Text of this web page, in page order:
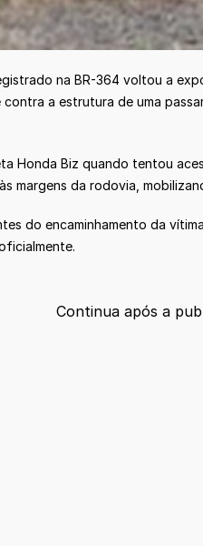
na BR-364 voltou a
a estrutura de uma
Honda Biz quando tentou
da rodovia,
do encaminhamento da
Continua após a